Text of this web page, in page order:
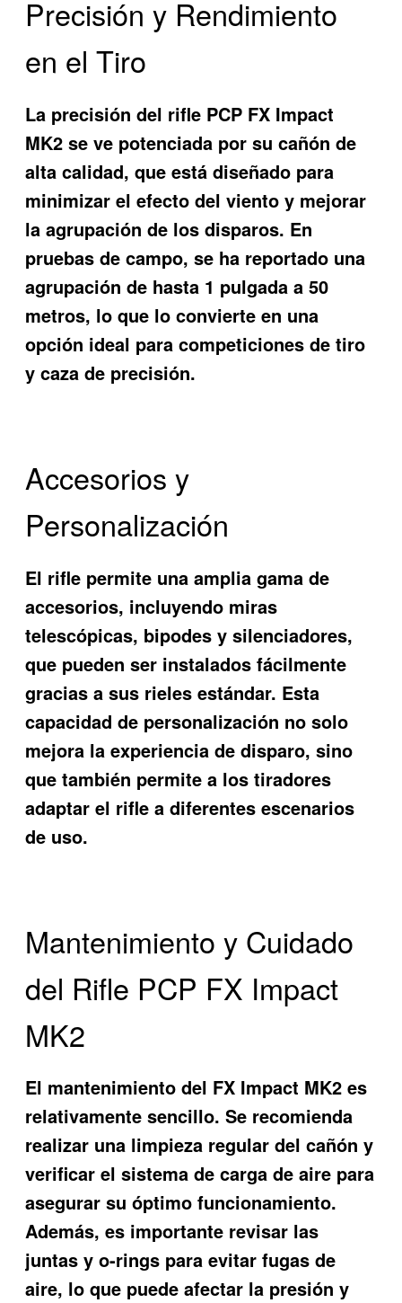
Precisión y Rendimiento
en el Tiro
La precisión del rifle PCP FX Impact
MK2 se ve potenciada por su cañón de
alta calidad, que está diseñado para
minimizar el efecto del viento y mejorar
la agrupación de los disparos. En
pruebas de campo, se ha reportado una
agrupación de hasta 1 pulgada a 50
metros, lo que lo convierte en una
opción ideal para competiciones de tiro
y caza de precisión.
Accesorios y
Personalización
El rifle permite una amplia gama de
accesorios, incluyendo miras
telescópicas, bipodes y silenciadores,
que pueden ser instalados fácilmente
gracias a sus rieles estándar. Esta
capacidad de personalización no solo
mejora la experiencia de disparo, sino
que también permite a los tiradores
adaptar el rifle a diferentes escenarios
de uso.
Mantenimiento y Cuidado
del Rifle PCP FX Impact
MK2
El mantenimiento del FX Impact MK2 es
relativamente sencillo. Se recomienda
realizar una limpieza regular del cañón y
verificar el sistema de carga de aire para
asegurar su óptimo funcionamiento.
Además, es importante revisar las
juntas y o-rings para evitar fugas de
aire, lo que puede afectar la presión y